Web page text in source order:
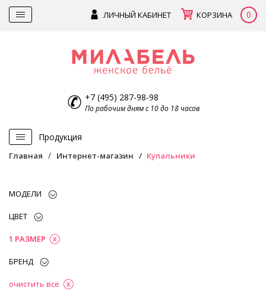
ЛИЧНЫЙ КАБИНЕТ КОРЗИНА 0
+7 (495) 287-98-98
По рабочим дням с 10 до 18 часов
Продукция
Главная Интернет-магазин Купальники
МОДЕЛИ
ЦВЕТ
1 РАЗМЕР
БРЕНД
очистить все